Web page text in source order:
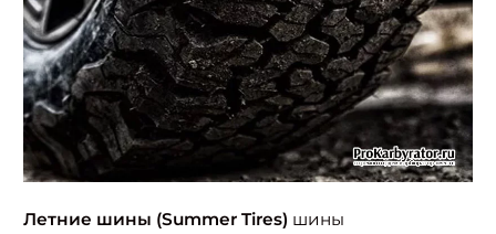
Летние шины (Summer Tires) шины